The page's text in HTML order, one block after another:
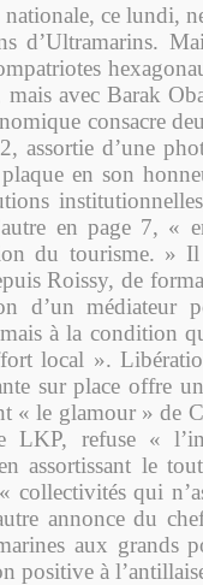
ce lundi,
avec Barak
consacre
assortie d’une
en son
en page 7, «
du tourisme. »
Roissy, de
d’un médiateur
à la condition
local ».
sur place offre
« le glamour » de
LKP, refuse «
assortissant le
qui
annonce du
aux grands
positive à